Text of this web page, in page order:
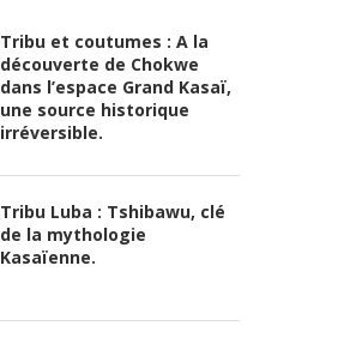
Tribu et coutumes : A la
découverte de Chokwe
dans l’espace Grand Kasaï,
une source historique
irréversible.
Tribu Luba : Tshibawu, clé
de la mythologie
Kasaïenne.